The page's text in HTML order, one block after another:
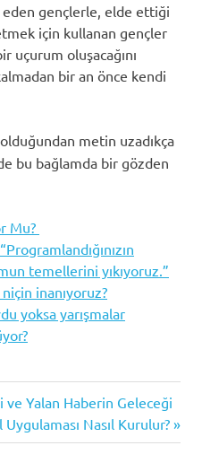
eden gençlerle, elde ettiği
için kullanan gençler
uçurum oluşacağını
bir an önce kendi
metin uzadıkça
bu bağlamda bir gözden
Mu?
temellerini yıkıyoruz.”
inanıyoruz?
yoksa yarışmalar
ve Yalan Haberin Geleceği
Nasıl Kurulur?